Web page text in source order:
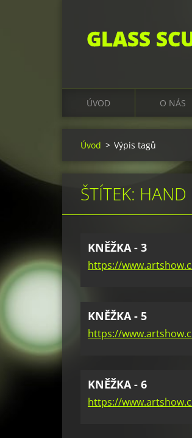
GLASS
ÚVOD O NÁS
Úvod > Výpis tagů
ŠTÍTEK:
KNĚŽKA - 3
https://
KNĚŽKA - 5
https://
KNĚŽKA - 6
https://